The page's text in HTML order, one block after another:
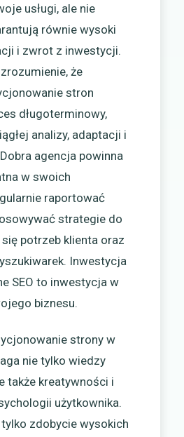
usługi, ale nie
równie wysoki
i zwrot z inwestycji.
że
stron
długoterminowy,
analizy, adaptacji i
agencja powinna
w swoich
raportować
strategie do
potrzeb klienta oraz
Inwestycja
SEO to inwestycja w
biznesu.
strony w
nie tylko wiedzy
także kreatywności i
użytkownika.
zdobycie wysokich